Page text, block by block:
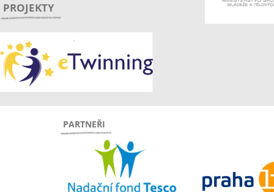
PROJEKTY
PARTNEŘI